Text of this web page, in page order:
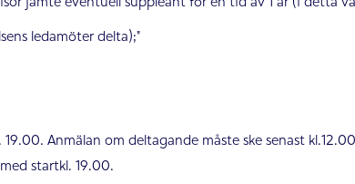
delta);”
Anmälan om deltagande måste ske senast
startkl. 19.00.